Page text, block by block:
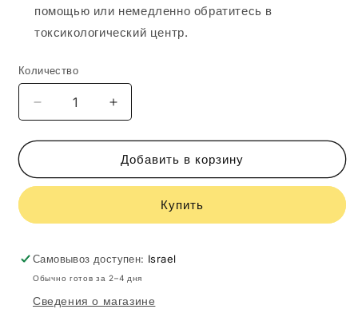
помощью или немедленно обратитесь в
токсикологический центр.
Количество
Уменьшить
количество
Obagi
SUNSCREEN
+
SPECTRUM
45
Увеличить
количество
Obagi
SUNSCREEN
+
BROAD-
SPECTRUM
45
Добавить в корзину
Купить
Самовывоз доступен: Israel
Обычно готов за 2–4 дня
Сведения о магазине